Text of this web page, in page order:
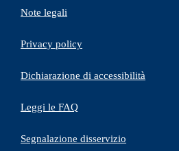
Note legali
Privacy policy
Dichiarazione di accessibilità
Leggi le FAQ
Segnalazione disservizio